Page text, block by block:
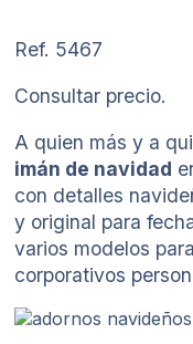
Ref. 5467
Consultar precio.
A quien más y a
imán de navidad
con detalles
y original para
varios modelos
corporativos